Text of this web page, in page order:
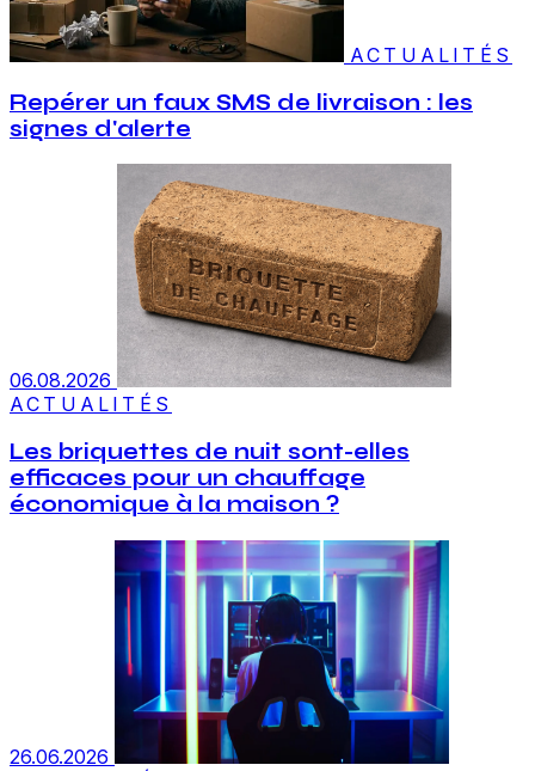
ACTUALITÉS
Repérer un faux SMS de livraison : les
signes d'alerte
06.08.2026
ACTUALITÉS
Les briquettes de nuit sont-elles
efficaces pour un chauffage
économique à la maison ?
26.06.2026